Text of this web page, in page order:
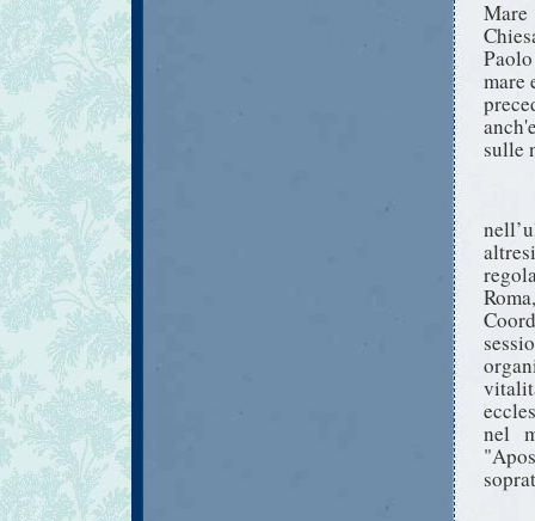
mare
sulle
nel